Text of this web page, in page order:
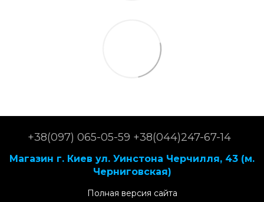
+38(097) 065-05-59 +38(044)247-67-14
Магазин г. Киев ул. Уинстона Черчилля, 43 (м.
Черниговская)
Полная версия сайта